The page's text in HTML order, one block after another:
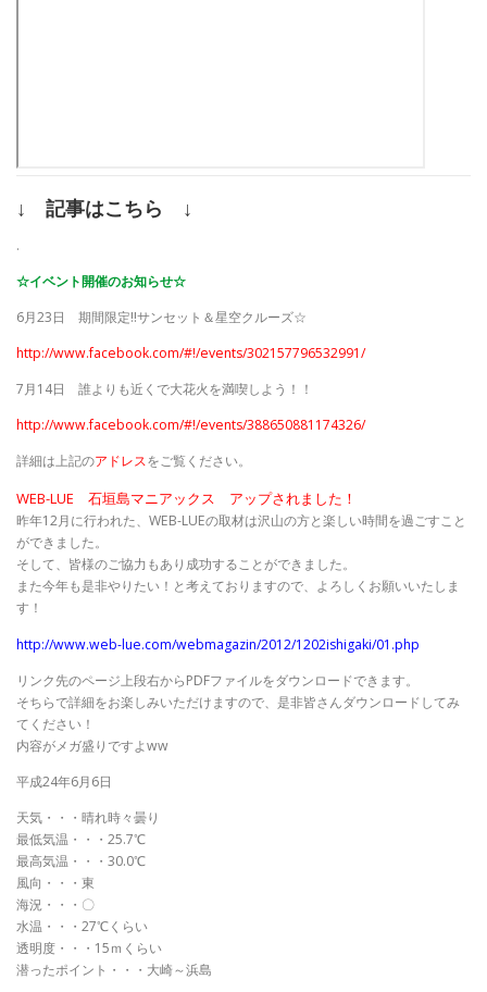
↓ 記事はこちら ↓
.
☆イベント開催のお知らせ☆
6月23日 期間限定!!サンセット＆星空クルーズ☆
http://www.facebook.com/#!/events/302157796532991/
7月14日 誰よりも近くで大花火を満喫しよう！！
http://www.facebook.com/#!/events/388650881174326/
詳細は上記のアドレスをご覧ください。
WEB-LUE 石垣島マニアックス アップされました！
昨年12月に行われた、WEB-LUEの取材は沢山の方と楽しい時間を過ごすこと
ができました。
そして、皆様のご協力もあり成功することができました。
また今年も是非やりたい！と考えておりますので、よろしくお願いいたしま
す！
http://www.web-lue.com/webmagazin/2012/1202ishigaki/01.php
リンク先のページ上段右からPDFファイルをダウンロードできます。
そちらで詳細をお楽しみいただけますので、是非皆さんダウンロードしてみ
てください！
内容がメガ盛りですよww
平成24年6月6日
天気・・・晴れ時々曇り
最低気温・・・25.7℃
最高気温・・・30.0℃
風向・・・東
海況・・・〇
水温・・・27℃くらい
透明度・・・15ｍくらい
潜ったポイント・・・大崎～浜島